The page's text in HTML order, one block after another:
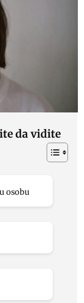
da vidite
osobu